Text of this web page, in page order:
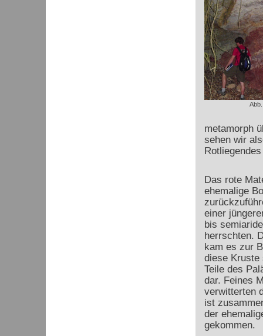
metamorph
sehen wir
Das rote
ehemalige
einer
bis
herrschten.
kam es zur
diese Kruste
Teile des
dar. Feines
verwitterten
ist
der
gekommen.